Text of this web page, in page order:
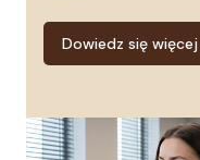
Dowiedz się więcej